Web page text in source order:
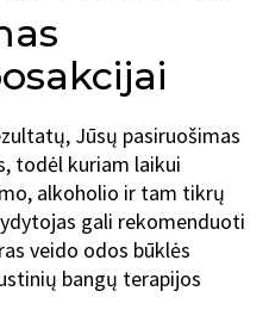
Jūsų pasiruošimas
todėl kuriam laikui
alkoholio ir tam tikrų
gali rekomenduoti
veido odos būklės
bangų terapijos